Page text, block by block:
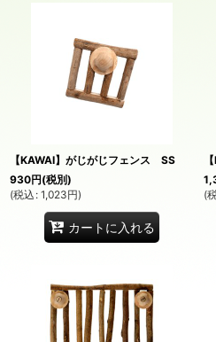
【KAWAI】がじがじフェンス SS
930円(税別)
(税込 : 1,023円)
カートに入れる
(